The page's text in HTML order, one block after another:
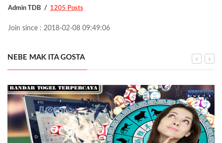
Admin TDB 1205 Posts
Join since : 2018-02-08 09:49:06
NEBE MAK ITA GOSTA